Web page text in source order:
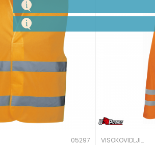
05297 VISOKOVIDLJIVA ODEĆA